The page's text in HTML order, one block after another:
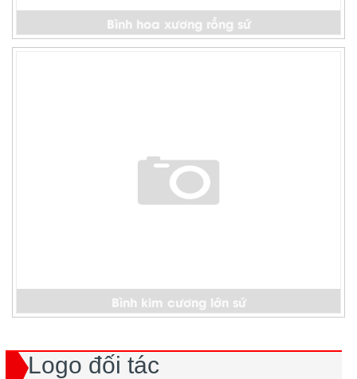
Bình hoa xương rồng sứ
Bình kim cương lớn sứ
Logo đối tác